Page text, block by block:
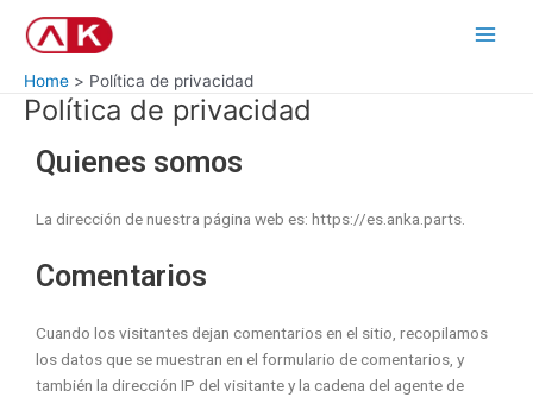
Main
Home Política de privacidad
Política de privacidad
Quienes somos
La dirección de nuestra página web es: https://es.anka.parts.
Comentarios
Cuando los visitantes dejan comentarios en el sitio, recopilamos
los datos que se muestran en el formulario de comentarios, y
también la dirección IP del visitante y la cadena del agente de